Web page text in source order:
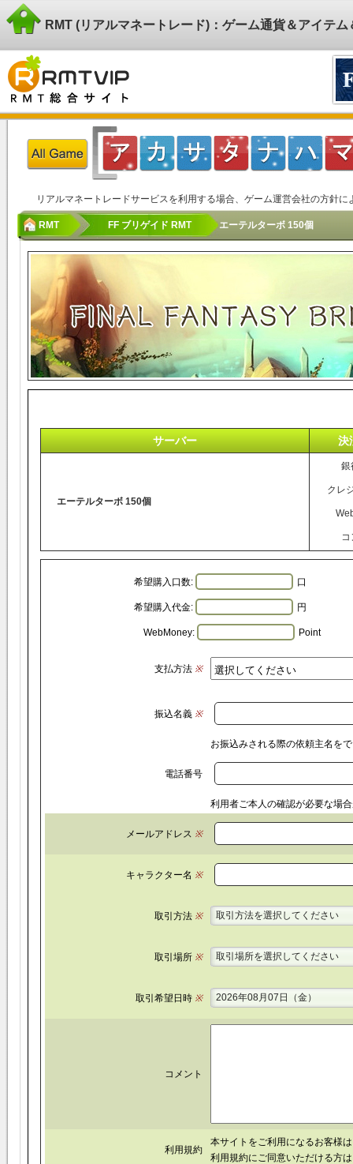
RMT (リアルマネートレード)：ゲーム通貨＆アイテ
リアルマネートレードサービスを利用する場合、ゲーム運営会社の方針
RMT FF ブリゲイド RMT エーテルターボ 150個
サーバー 決
エーテルターボ 150個
銀
クレ
コ
希望購入口数: 口
希望購入代金: 円
WebMoney: Point
支払方法※
振込名義※
お振込みされる際の依頼主名を
電話番号
利用者ご本人の確認が必要な場
メールアドレス ※
キャラクター名 ※
取引方法※ 取引方法を選択してください
取引場所※ 取引場所を選択してください
取引希望日時※ 2026年08月07日（金）
コメント
利用規約
本サイトをご利用になるお客様
利用規約にご同意いただける方